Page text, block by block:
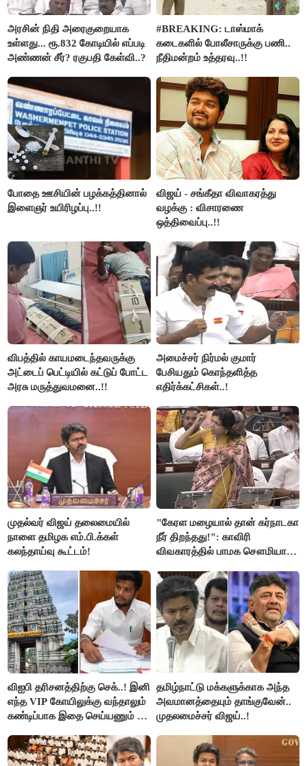
அரசின் நிதி அரைகுறையாக
உள்ளது... ரூ.832 கோடியில் எப்படி
அண்ணன் சீர்? ரகுபதி கேள்வி..?
#BREAKING: டாஸ்மாக்
கடைகளில் போலீசாருக்கு பணி..
நீதிமன்றம் உத்தரவு..!!
போதை ஊசியின் பழக்கத்தினால்
இளைஞர் உயிரிழப்பு..!!
விஜய் - சங்கீதா விவாகரத்து
வழக்கு : விசாரணை
ஒத்திவைப்பு..!!
விபத்தில் காயமடைந்தவருக்கு
அட்டைப் பெட்டியில் கட்டுப் போட்ட
அரசு மருத்துவமனை..!!
அமைச்சர் நிர்மல் குமார்
பேசியதும் கொந்தளித்த
எதிர்க்கட்சிகள்..!
முதல்வர் விஜய் தலைமையில்
நாளை தமிழக எம்.பி.க்கள்
கலந்தாய்வு கூட்டம்!
"கேரள மழையால் தான் கர்நாடகா
நீர் திறந்தது!": காவிரி
விவகாரத்தில் பாமக சௌமியா
விஐபி தரிசனத்திற்கு செக்..! இனி
எந்த VIP கோயிலுக்கு வந்தாலும்
கண்டிப்பாக இதை செய்யணும் -
தமிழ்நாட்டு மக்களுக்காக அந்த
அவமானத்தையும் தாங்குவேன்..
முதலமைச்சர் விஜய்..!